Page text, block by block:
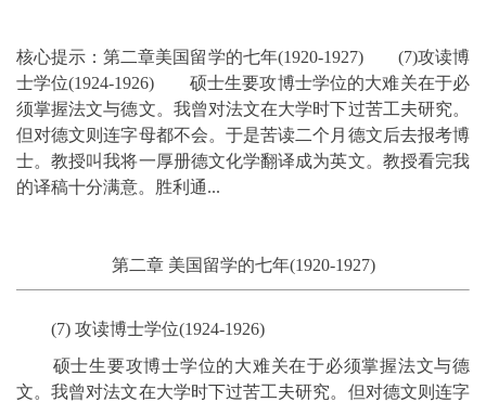
核心提示：第二章美国留学的七年(1920-1927) (7)攻读博
士学位(1924-1926) 硕士生要攻博士学位的大难关在于必
须掌握法文与德文。我曾对法文在大学时下过苦工夫研究。
但对德文则连字母都不会。于是苦读二个月德文后去报考博
士。教授叫我将一厚册德文化学翻译成为英文。教授看完我
的译稿十分满意。胜利通...
第二章 美国留学的七年(1920-1927)
(7) 攻读博士学位(1924-1926)
硕士生要攻博士学位的大难关在于必须掌握法文与德
文。我曾对法文在大学时下过苦工夫研究。但对德文则连字